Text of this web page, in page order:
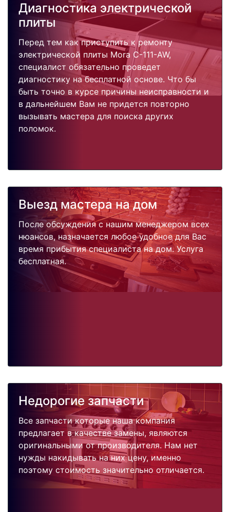
Диагностика электрической
плиты
Перед тем как приступить к ремонту
электрической плиты Mora C-111-AW,
специалист обязательно проведет
диагностику на бесплатной основе. Что бы
быть точно в курсе причины неисправности и
в дальнейшем Вам не придется повторно
вызывать мастера для поиска других
поломок.
Выезд мастера на дом
После обсуждения с нашим менеджером всех
нюансов, назначается любое удобное для Вас
время прибытия специалиста на дом. Услуга
бесплатная.
Недорогие запчасти
Все запчасти которые наша компания
предлагает в качестве замены, являются
оригинальными от производителя. Нам нет
нужды накидывать на них цену, именно
поэтому стоимость значительно отличается.